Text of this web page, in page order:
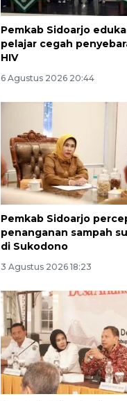
Pemkab Sidoarjo
pelajar cegah
HIV
6 Agustus 2026 20:44
Pemkab Sidoarjo
penanganan sampah
di Sukodono
3 Agustus 2026 18:23